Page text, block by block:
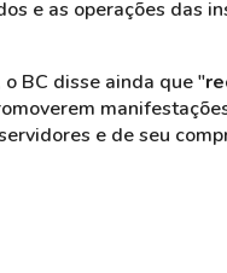
e as operações das
BC disse ainda que "
e de seu